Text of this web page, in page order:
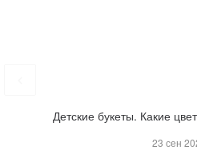
Детские букеты. Какие
23 сен